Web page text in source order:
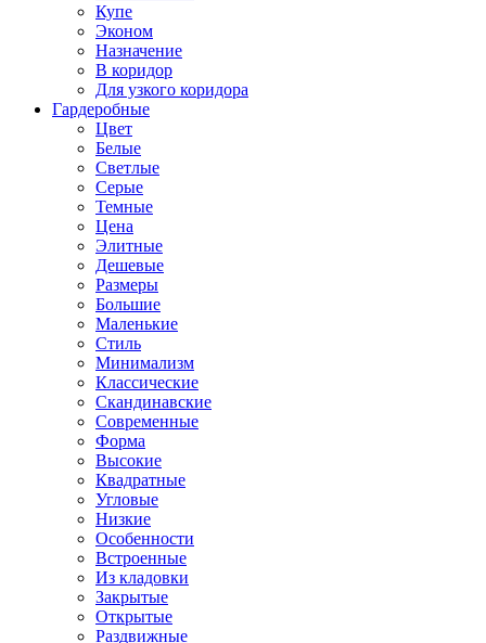
Купе
Эконом
Назначение
В коридор
Для узкого коридора
Гардеробные
Цвет
Белые
Светлые
Серые
Темные
Цена
Элитные
Дешевые
Размеры
Большие
Маленькие
Стиль
Минимализм
Классические
Скандинавские
Современные
Форма
Высокие
Квадратные
Угловые
Низкие
Особенности
Встроенные
Из кладовки
Закрытые
Открытые
Раздвижные